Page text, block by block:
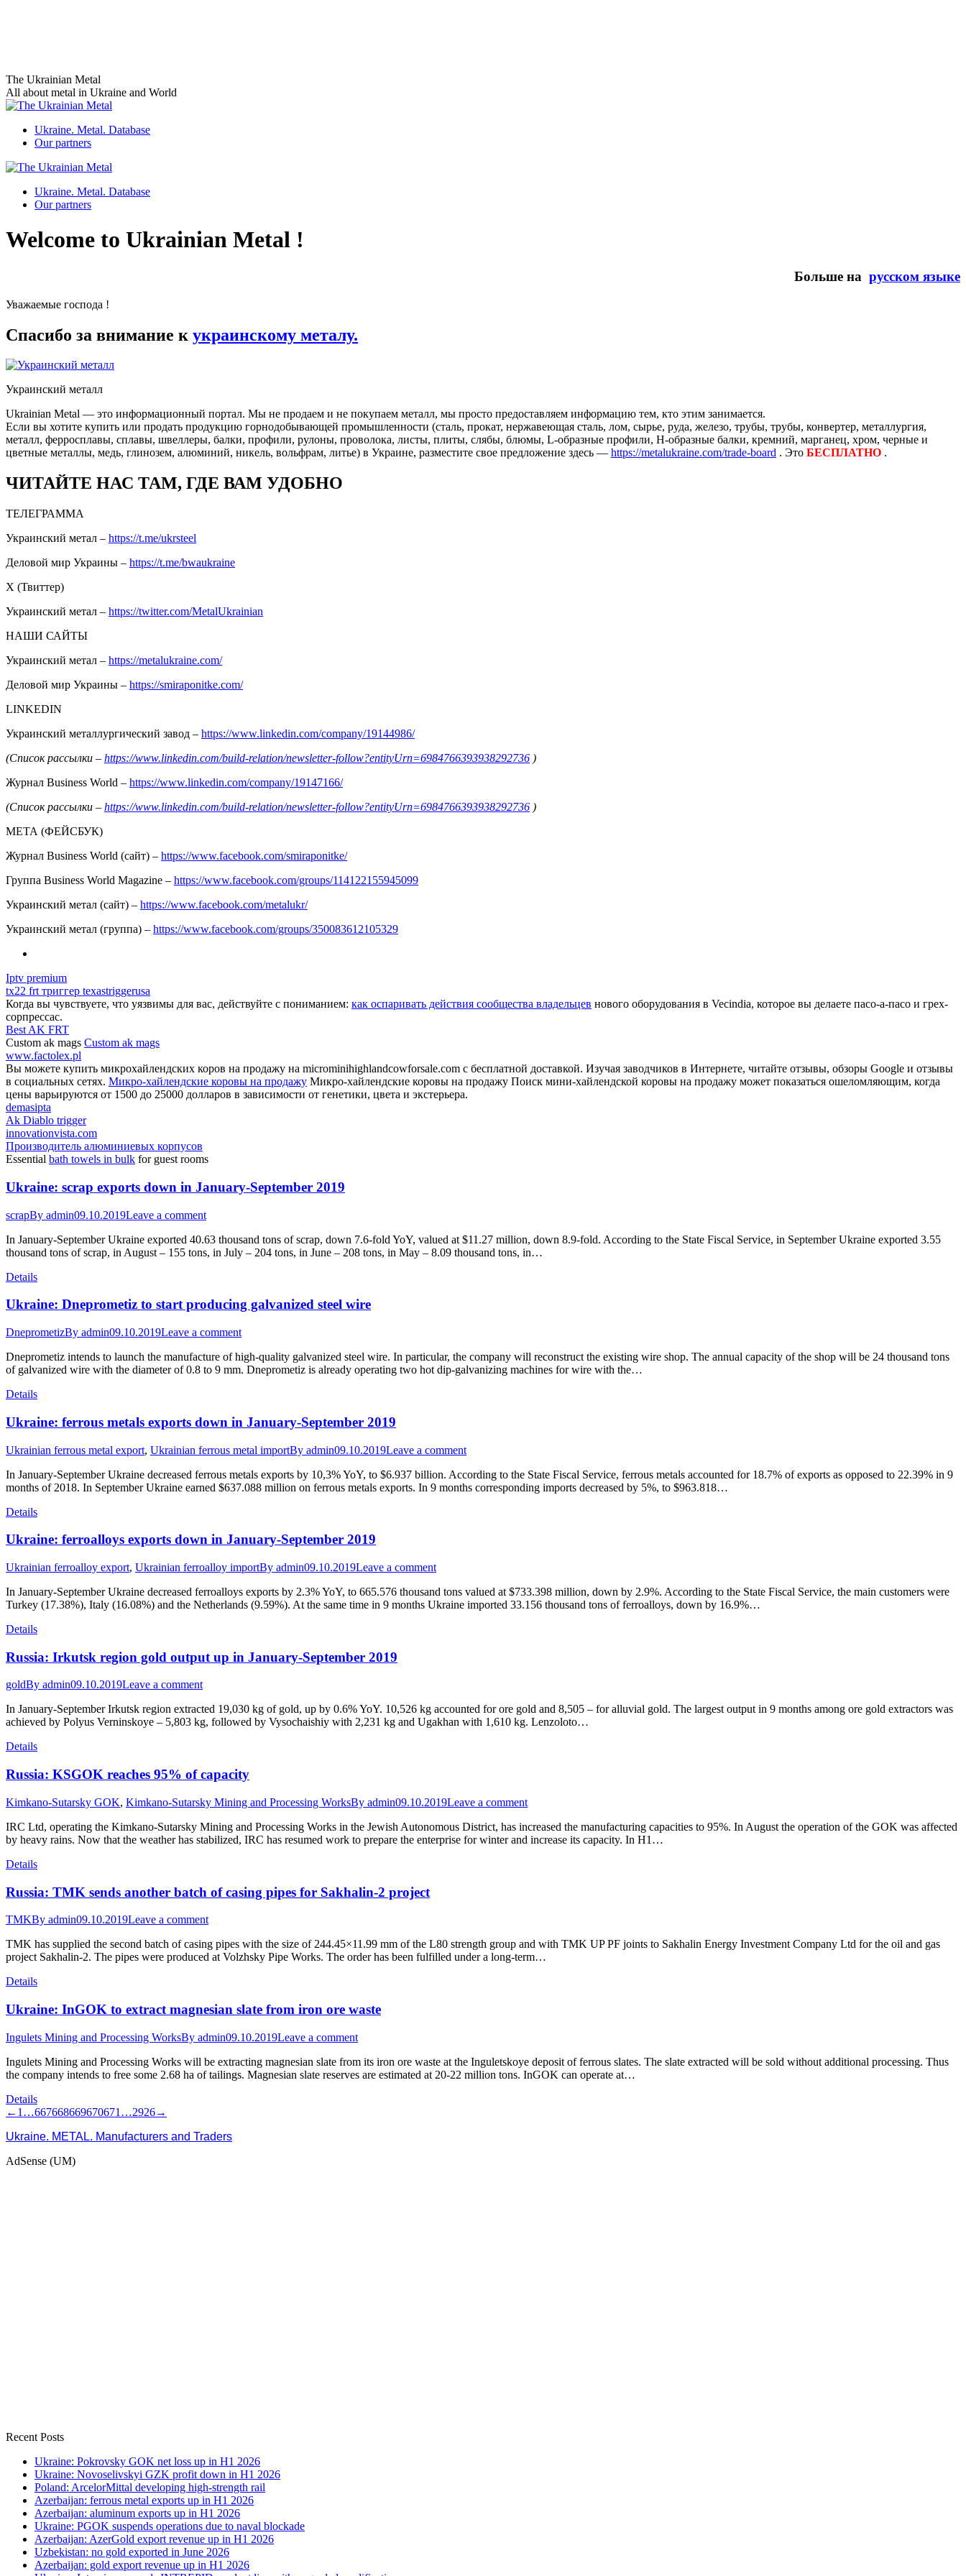
Skip
to
content
The Ukrainian Metal
All about metal in Ukraine and World
Ukraine. Metal. Database
Our partners
Ukraine. Metal. Database
Our partners
Welcome to Ukrainian Metal !
Больше на русском языке
Уважаемые господа !
Спасибо за внимание к украинскому металу.
Украинский металл
Ukrainian Metal — это информационный портал. Мы не продаем и не покупаем металл, мы просто предоставляем информацию тем, кто этим занимается.
Если вы хотите купить или продать продукцию горнодобывающей промышленности (сталь, прокат, нержавеющая сталь, лом, сырье, руда, железо, трубы, трубы, конвертер, металлургия,
металл, ферросплавы, сплавы, швеллеры, балки, профили, рулоны, проволока, листы, плиты, слябы, блюмы, L-образные профили, H-образные балки, кремний, марганец, хром, черные и
цветные металлы, медь, глинозем, алюминий, никель, вольфрам, литье) в Украине, разместите свое предложение здесь — https://metalukraine.com/trade-board . Это БЕСПЛАТНО .
ЧИТАЙТЕ НАС ТАМ, ГДЕ ВАМ УДОБНО
ТЕЛЕГРАММА
Украинский метал – https://t.me/ukrsteel
Деловой мир Украины – https://t.me/bwaukraine
Х (Твиттер)
Украинский метал – https://twitter.com/MetalUkrainian
НАШИ САЙТЫ
Украинский метал – https://metalukraine.com/
Деловой мир Украины – https://smiraponitke.com/
LINKEDIN
Украинский металлургический завод – https://www.linkedin.com/company/19144986/
(Список рассылки – https://www.linkedin.com/build-relation/newsletter-follow?entityUrn=6984766393938292736 )
Журнал Business World – https://www.linkedin.com/company/19147166/
(Список рассылки – https://www.linkedin.com/build-relation/newsletter-follow?entityUrn=6984766393938292736 )
МЕТА (ФЕЙСБУК)
Журнал Business World (сайт) – https://www.facebook.com/smiraponitke/
Группа Business World Magazine – https://www.facebook.com/groups/114122155945099
Украинский метал (сайт) – https://www.facebook.com/metalukr/
Украинский метал (группа) – https://www.facebook.com/groups/350083612105329
Iptv premium
tx22 frt триггер texastriggerusa
Когда вы чувствуете, что уязвимы для вас, действуйте с пониманием: как оспаривать действия сообщества владельцев нового оборудования в Vecindia, которое вы делаете пасо-а-пасо и грех-
сорпрессас.
Best AK FRT
Custom ak mags Custom ak mags
www.factolex.pl
Вы можете купить микрохайлендских коров на продажу на microminihighlandcowforsale.com с бесплатной доставкой. Изучая заводчиков в Интернете, читайте отзывы, обзоры Google и отзывы
в социальных сетях. Микро-хайлендские коровы на продажу Микро-хайлендские коровы на продажу Поиск мини-хайлендской коровы на продажу может показаться ошеломляющим, когда
цены варьируются от 1500 до 25000 долларов в зависимости от генетики, цвета и экстерьера.
demasipta
Ak Diablo trigger
innovationvista.com
Производитель алюминиевых корпусов
Essential bath towels in bulk for guest rooms
Ukraine: scrap exports down in January-September 2019
scrapBy admin09.10.2019Leave a comment
In January-September Ukraine exported 40.63 thousand tons of scrap, down 7.6-fold YoY, valued at $11.27 million, down 8.9-fold. According to the State Fiscal Service, in September Ukraine exported 3.55
thousand tons of scrap, in August – 155 tons, in July – 204 tons, in June – 208 tons, in May – 8.09 thousand tons, in…
Details
Ukraine: Dneprometiz to start producing galvanized steel wire
DneprometizBy admin09.10.2019Leave a comment
Dneprometiz intends to launch the manufacture of high-quality galvanized steel wire. In particular, the company will reconstruct the existing wire shop. The annual capacity of the shop will be 24 thousand tons
of galvanized wire with the diameter of 0.8 to 9 mm. Dneprometiz is already operating two hot dip-galvanizing machines for wire with the…
Details
Ukraine: ferrous metals exports down in January-September 2019
Ukrainian ferrous metal export, Ukrainian ferrous metal importBy admin09.10.2019Leave a comment
In January-September Ukraine decreased ferrous metals exports by 10,3% YoY, to $6.937 billion. According to the State Fiscal Service, ferrous metals accounted for 18.7% of exports as opposed to 22.39% in 9
months of 2018. In September Ukraine earned $637.088 million on ferrous metals exports. In 9 months corresponding imports decreased by 5%, to $963.818…
Details
Ukraine: ferroalloys exports down in January-September 2019
Ukrainian ferroalloy export, Ukrainian ferroalloy importBy admin09.10.2019Leave a comment
In January-September Ukraine decreased ferroalloys exports by 2.3% YoY, to 665.576 thousand tons valued at $733.398 million, down by 2.9%. According to the State Fiscal Service, the main customers were
Turkey (17.38%), Italy (16.08%) and the Netherlands (9.59%). At the same time in 9 months Ukraine imported 33.156 thousand tons of ferroalloys, down by 16.9%…
Details
Russia: Irkutsk region gold output up in January-September 2019
goldBy admin09.10.2019Leave a comment
In January-September Irkutsk region extracted 19,030 kg of gold, up by 0.6% YoY. 10,526 kg accounted for ore gold and 8,505 – for alluvial gold. The largest output in 9 months among ore gold extractors was
achieved by Polyus Verninskoye – 5,803 kg, followed by Vysochaishiy with 2,231 kg and Ugakhan with 1,610 kg. Lenzoloto…
Details
Russia: KSGOK reaches 95% of capacity
Kimkano-Sutarsky GOK, Kimkano-Sutarsky Mining and Processing WorksBy admin09.10.2019Leave a comment
IRC Ltd, operating the Kimkano-Sutarsky Mining and Processing Works in the Jewish Autonomous District, has increased the manufacturing capacities to 95%. In August the operation of the GOK was affected
by heavy rains. Now that the weather has stabilized, IRC has resumed work to prepare the enterprise for winter and increase its capacity. In H1…
Details
Russia: TMK sends another batch of casing pipes for Sakhalin-2 project
TMKBy admin09.10.2019Leave a comment
TMK has supplied the second batch of casing pipes with the size of 244.45×11.99 mm of the L80 strength group and with TMK UP PF joints to Sakhalin Energy Investment Company Ltd for the oil and gas
project Sakhalin-2. The pipes were produced at Volzhsky Pipe Works. The order has been fulfilled under a long-term…
Details
Ukraine: InGOK to extract magnesian slate from iron ore waste
Ingulets Mining and Processing WorksBy admin09.10.2019Leave a comment
Ingulets Mining and Processing Works will be extracting magnesian slate from its iron ore waste at the Inguletskoye deposit of ferrous slates. The slate extracted will be sold without additional processing. Thus
the company intends to free some 2.68 ha of tailings. Magnesian slate reserves are estimated at 20-22 million tons. InGOK can operate at…
Details
← 1 …667668669670671 …2926→
Ukraine. METAL. Manufacturers and Traders
AdSense (UM)
Recent Posts
Ukraine: Pokrovsky GOK net loss up in H1 2026
Ukraine: Novoselivskyi GZK profit down in H1 2026
Poland: ArcelorMittal developing high-strength rail
Azerbaijan: ferrous metal exports up in H1 2026
Azerbaijan: aluminum exports up in H1 2026
Ukraine: PGOK suspends operations due to naval blockade
Azerbaijan: AzerGold export revenue up in H1 2026
Uzbekistan: no gold exported in June 2026
Azerbaijan: gold export revenue up in H1 2026